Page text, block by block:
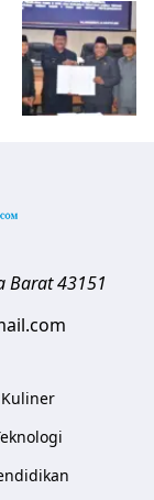
Barat 43151
Kuliner